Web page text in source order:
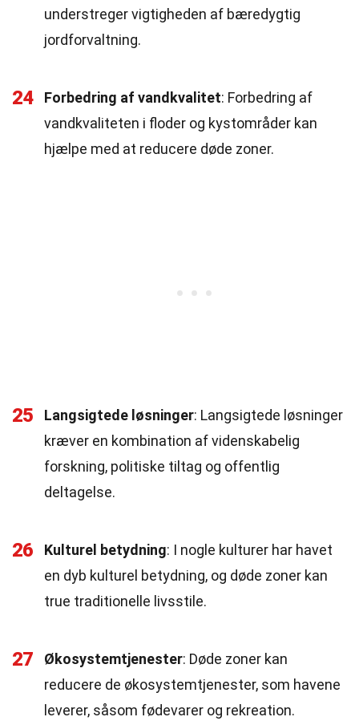
understreger vigtigheden af bæredygtig
jordforvaltning.
24 Forbedring af vandkvalitet: Forbedring af
vandkvaliteten i floder og kystområder kan
hjælpe med at reducere døde zoner.
25 Langsigtede løsninger: Langsigtede løsninger
kræver en kombination af videnskabelig
forskning, politiske tiltag og offentlig
deltagelse.
26 Kulturel betydning: I nogle kulturer har havet
en dyb kulturel betydning, og døde zoner kan
true traditionelle livsstile.
27 Økosystemtjenester: Døde zoner kan
reducere de økosystemtjenester, som havene
leverer, såsom fødevarer og rekreation.